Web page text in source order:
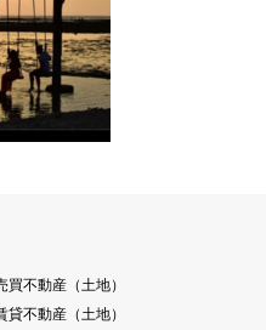
買不動産（土地）
貸不動産（土地）